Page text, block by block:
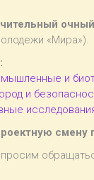
«Мира»).
и
и
смену